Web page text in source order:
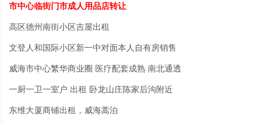
市中心临街门市成人用品店转让
高区德州南街小区吉屋出租
文登人和国际小区新一中对面本人自有房销售
威海市中心繁华商业圈 医疗配套成熟 南北通透
一厨一卫一室户 出租 卧龙山庄陈家后沟附近
东维大厦商铺出租，威海蒿泊